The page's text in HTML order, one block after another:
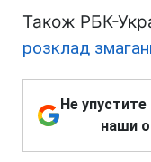
Також РБК-
розклад
Не
наши